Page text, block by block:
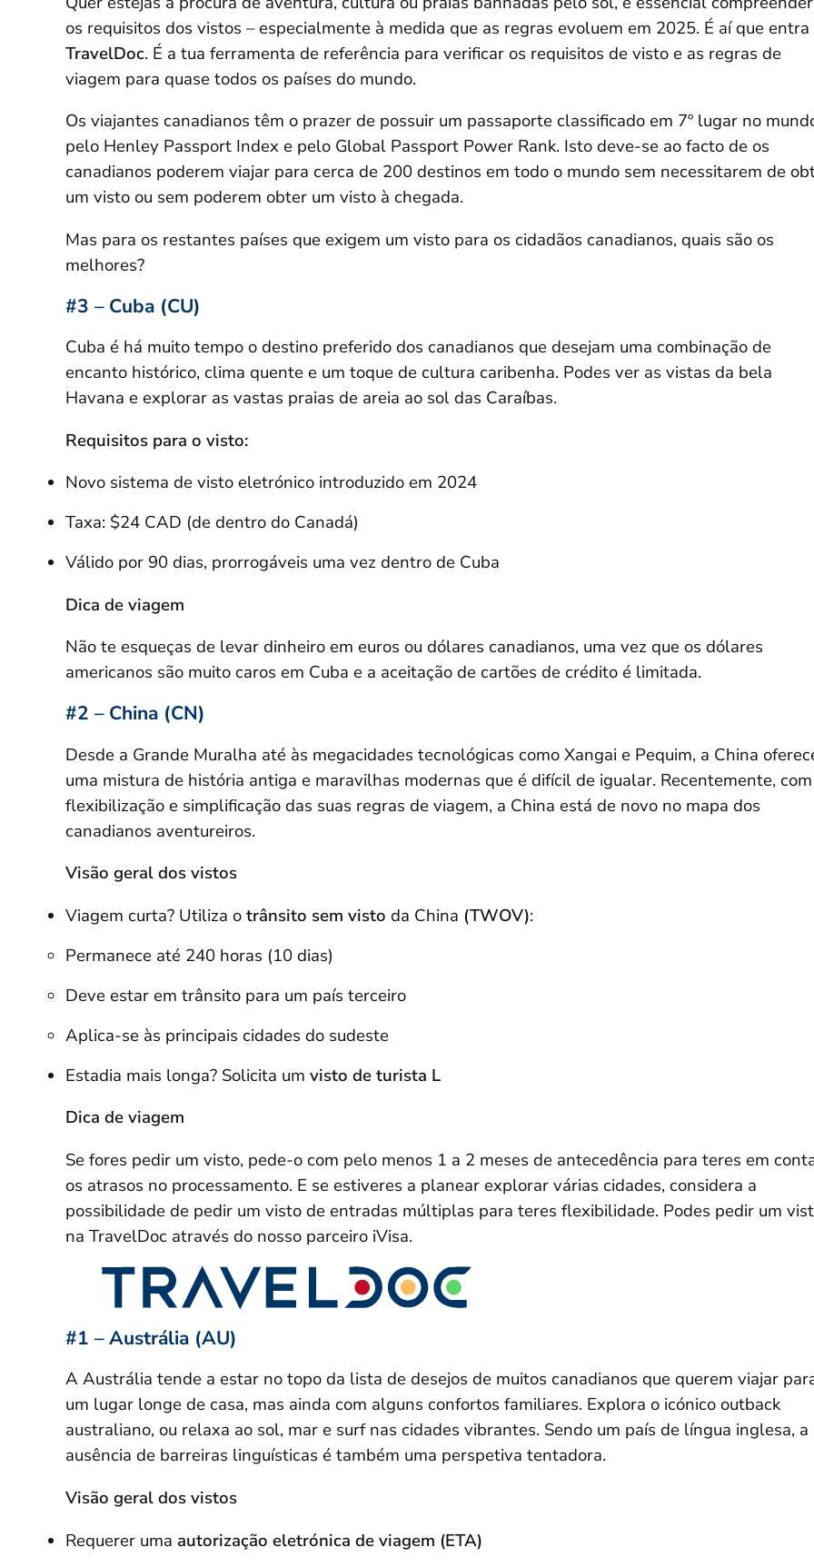
os requisitos dos vistos – especialmente à medida que as regras evoluem em 2025. É aí que entra
TravelDoc. É a tua ferramenta de referência para verificar os requisitos de visto e as regras de
viagem para quase todos os países do mundo.
Os viajantes canadianos têm o prazer de possuir um passaporte classificado em 7º lugar no
pelo Henley Passport Index e pelo Global Passport Power Rank. Isto deve-se ao facto de os
canadianos poderem viajar para cerca de 200 destinos em todo o mundo sem necessitarem de
um visto ou sem poderem obter um visto à chegada.
Mas para os restantes países que exigem um visto para os cidadãos canadianos, quais são os
melhores?
#3 – Cuba (CU)
Cuba é há muito tempo o destino preferido dos canadianos que desejam uma combinação de
encanto histórico, clima quente e um toque de cultura caribenha. Podes ver as vistas da bela
Havana e explorar as vastas praias de areia ao sol das Caraíbas.
Requisitos para o visto:
Novo sistema de visto eletrónico introduzido em 2024
Taxa: $24 CAD (de dentro do Canadá)
Válido por 90 dias, prorrogáveis uma vez dentro de Cuba
Dica de viagem
Não te esqueças de levar dinheiro em euros ou dólares canadianos, uma vez que os dólares
americanos são muito caros em Cuba e a aceitação de cartões de crédito é limitada.
#2 – China (CN)
Desde a Grande Muralha até às megacidades tecnológicas como Xangai e Pequim, a China
uma mistura de história antiga e maravilhas modernas que é difícil de igualar. Recentemente,
flexibilização e simplificação das suas regras de viagem, a China está de novo no mapa dos
canadianos aventureiros.
Visão geral dos vistos
Viagem curta? Utiliza otrânsito sem visto da China (TWOV):
Permanece até 240 horas (10 dias)
Deve estar em trânsito para um país terceiro
Aplica-se às principais cidades do sudeste
Estadia mais longa? Solicita um visto de turista L
Dica de viagem
Se fores pedir um visto, pede-o com pelo menos 1 a 2 meses de antecedência para teres em
os atrasos no processamento. E se estiveres a planear explorar várias cidades, considera a
possibilidade de pedir um visto de entradas múltiplas para teres flexibilidade. Podes pedir um
na TravelDoc através do nosso parceiro iVisa.
#1 – Austrália (AU)
A Austrália tende a estar no topo da lista de desejos de muitos canadianos que querem viajar
um lugar longe de casa, mas ainda com alguns confortos familiares. Explora o icónico outback
australiano, ou relaxa ao sol, mar e surf nas cidades vibrantes. Sendo um país de língua inglesa, a
ausência de barreiras linguísticas é também uma perspetiva tentadora.
Visão geral dos vistos
Requerer uma autorização eletrónica de viagem (ETA)